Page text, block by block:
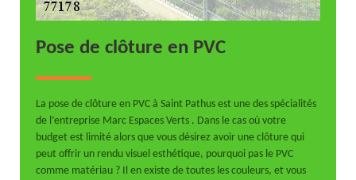
Pose de clôture en PVC
La pose de clôture en PVC à Saint Pathus est une des spécialités
de l’entreprise Marc Espaces Verts . Dans le cas où votre
budget est limité alors que vous désirez avoir une clôture qui
peut offrir un rendu visuel esthétique, pourquoi pas le PVC
comme matériau ? Il en existe de toutes les couleurs, et vous